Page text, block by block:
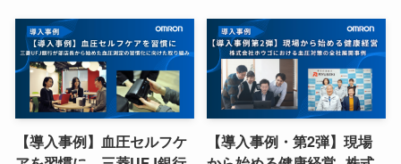
【導入事例】血圧セルフケ
【導入事例・第2弾】現場